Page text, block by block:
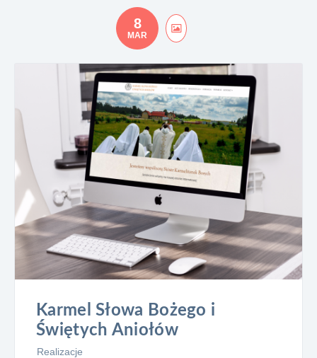
8
MAR
Karmel Słowa Bożego i
Świętych Aniołów
Realizacje